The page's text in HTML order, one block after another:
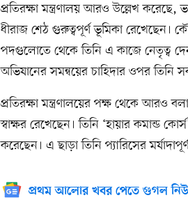
প্রতিরক্ষা মন্ত্রণালয় আরও উল্লেখ করেছে,
ধীরাজ শেঠ গুরুত্বপূর্ণ ভূমিকা রেখেছেন।
পদগুলোতে থেকে তিনি এ কাজে নেতৃত্ব
অভিযানের সমন্বয়ের চাহিদার ওপর তিনি
প্রতিরক্ষা মন্ত্রণালয়ের পক্ষ থেকে আরও
স্বাক্ষর রেখেছেন। তিনি ‘হায়ার কমান্ড
করেছেন। এ ছাড়া তিনি প্যারিসের
প্রথম আলোর খবর পেতে গুগল